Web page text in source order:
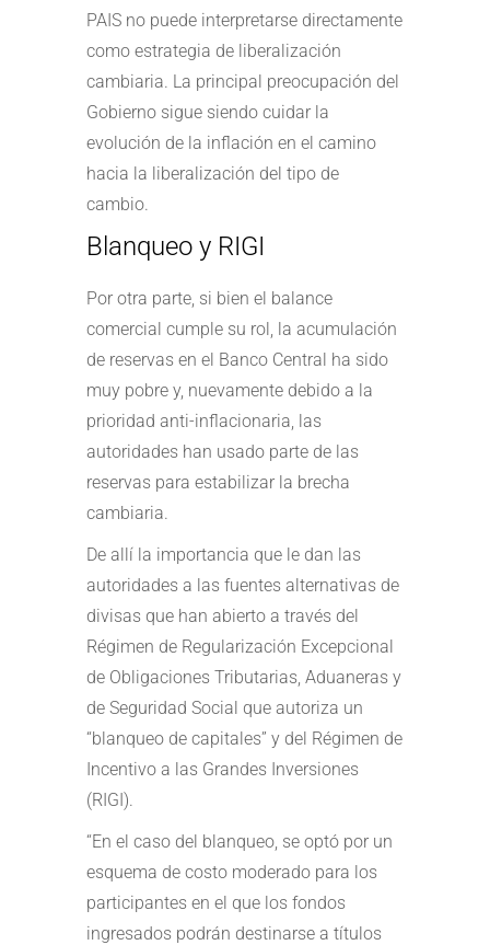
PAIS no puede interpretarse directamente
como estrategia de liberalización
cambiaria. La principal preocupación del
Gobierno sigue siendo cuidar la
evolución de la inflación en el camino
hacia la liberalización del tipo de
cambio.
Blanqueo y RIGI
Por otra parte, si bien el balance
comercial cumple su rol, la acumulación
de reservas en el Banco Central ha sido
muy pobre y, nuevamente debido a la
prioridad anti-inflacionaria, las
autoridades han usado parte de las
reservas para estabilizar la brecha
cambiaria.
De allí la importancia que le dan las
autoridades a las fuentes alternativas de
divisas que han abierto a través del
Régimen de Regularización Excepcional
de Obligaciones Tributarias, Aduaneras y
de Seguridad Social que autoriza un
“blanqueo de capitales” y del Régimen de
Incentivo a las Grandes Inversiones
(RIGI).
“En el caso del blanqueo, se optó por un
esquema de costo moderado para los
participantes en el que los fondos
ingresados podrán destinarse a títulos